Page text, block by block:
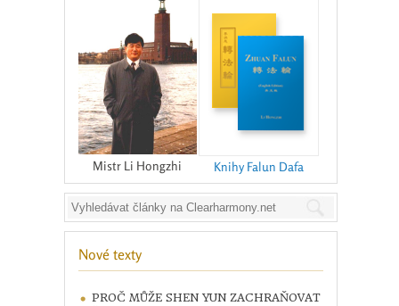
Mistr Li Hongzhi Knihy Falun Dafa
Nové texty
PROČ MŮŽE SHEN YUN ZACHRAŇOVAT